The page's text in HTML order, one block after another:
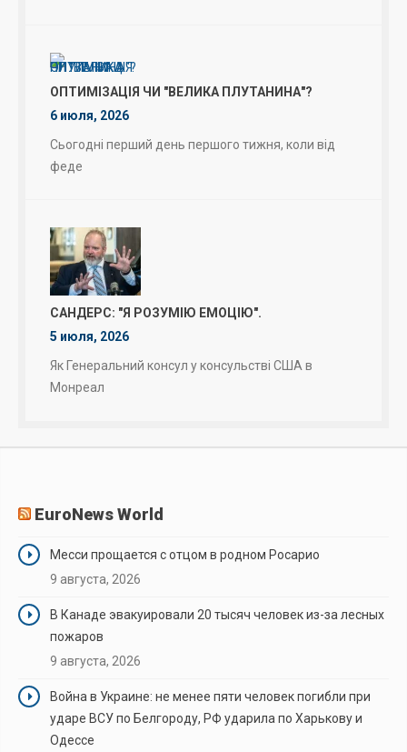
ОПТИМІЗАЦІЯ ЧИ "ВЕЛИКА ПЛУТАНИНА"?
6 июля, 2026
Сьогодні перший день першого тижня, коли від
феде
САНДЕРС: "Я РОЗУМІЮ ЕМОЦІЮ".
5 июля, 2026
Як Генеральний консул у консульстві США в
Монреал
EuroNews World
Месси прощается с отцом в родном Росарио
9 августа, 2026
В Канаде эвакуировали 20 тысяч человек из-за лесных
пожаров
9 августа, 2026
Война в Украине: не менее пяти человек погибли при
ударе ВСУ по Белгороду, РФ ударила по Харькову и
Одессе